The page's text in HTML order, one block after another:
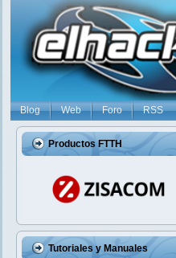
Blog Web Foro RSS
Productos FTTH
Tutoriales y Manuales